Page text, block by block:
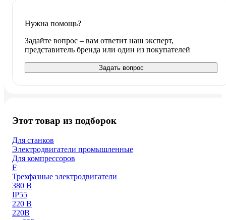
Нужна помощь?
Задайте вопрос – вам ответит наш эксперт,
представитель бренда или один из покупателей
Задать вопрос
Этот товар из подборок
Для станков
Электродвигатели промышленные
Для компрессоров
F
Трехфазные электродвигатели
380 В
IP55
220 В
220В